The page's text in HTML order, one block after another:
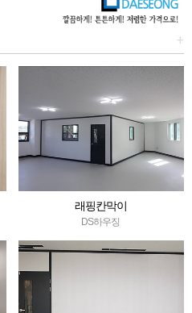
+
래핑칸막이
DS하우징